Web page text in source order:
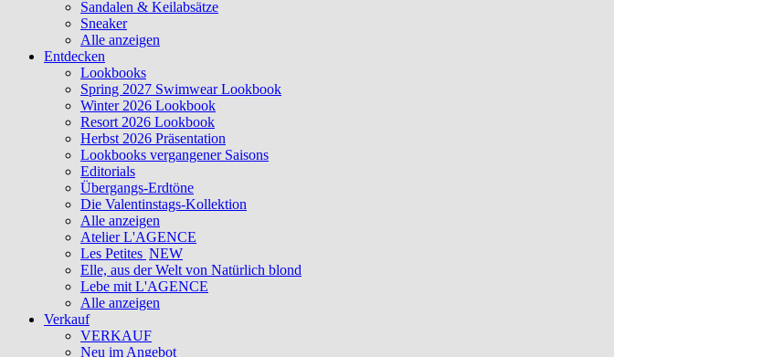
Sandalen & Keilabsätze
Sneaker
Alle anzeigen
Entdecken
Lookbooks
Spring 2027 Swimwear Lookbook
Winter 2026 Lookbook
Resort 2026 Lookbook
Herbst 2026 Präsentation
Lookbooks vergangener Saisons
Editorials
Übergangs-Erdtöne
Die Valentinstags-Kollektion
Alle anzeigen
Atelier L'AGENCE
Les Petites NEW
Elle, aus der Welt von Natürlich blond
Lebe mit L'AGENCE
Alle anzeigen
Verkauf
VERKAUF
Neu im Angebot